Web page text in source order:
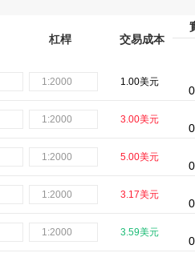
杠桿 交易成本
1:2000 1.00美元
1:2000 3.00美元
1:2000 5.00美元
1:2000 3.17美元
1:2000 3.59美元